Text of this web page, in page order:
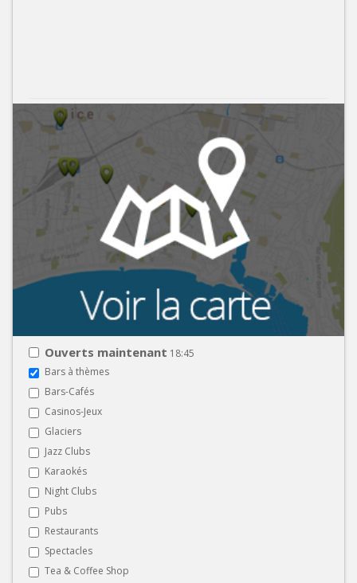
Ouverts maintenant 18:45
Bars à thèmes
Bars-Cafés
Casinos-Jeux
Glaciers
Jazz Clubs
Karaokés
Night Clubs
Pubs
Restaurants
Spectacles
Tea & Coffee Shop